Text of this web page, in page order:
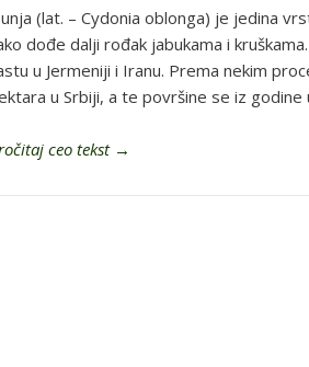
(lat. – Cydonia oblonga) je jedina
dođe dalji rođak jabukama i
u Jermeniji i Iranu. Prema nekim
u Srbiji, a te površine se iz
ceo tekst→